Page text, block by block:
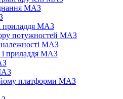
МАЗ
приладдя МАЗ
потужностей МАЗ
МАЗ
і приладдя МАЗ
платформи МАЗ